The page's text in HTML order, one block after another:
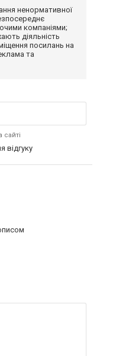
ненормативної
компаніями;
діяльність
посилань на
та
відгуку